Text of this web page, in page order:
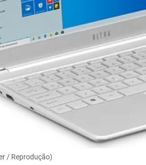
/ Reprodução)